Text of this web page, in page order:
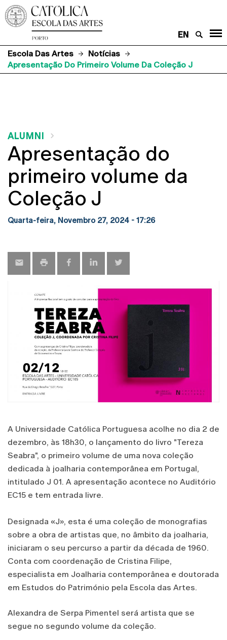
EN
Escola Das Artes
Notícias
Apresentação Do Primeiro Volume Da Coleção J
ALUMNI
Apresentação do
primeiro volume da
Coleção J
Quarta-feira, Novembro 27, 2024 - 17:26
A Universidade Católica Portuguesa acolhe no dia 2 de
dezembro, às 18h30, o lançamento do livro "Tereza
Seabra", o primeiro volume de uma nova coleção
dedicada à joalharia contemporânea em Portugal,
intitulado J 01. A apresentação acontece no Auditório
EC15 e tem entrada livre.
Designada «J», esta é uma coleção de monografias
sobre a obra de artistas que, no âmbito da joalharia,
iniciaram o seu percurso a partir da década de 1960.
Conta com coordenação de Cristina Filipe,
especialista em Joalharia contemporânea e doutorada
em Estudos do Património pela Escola das Artes.
Alexandra de Serpa Pimentel será artista que se
segue no segundo volume da coleção.